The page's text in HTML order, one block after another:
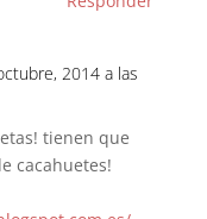
2014 a las
tienen que
cacahuetes!